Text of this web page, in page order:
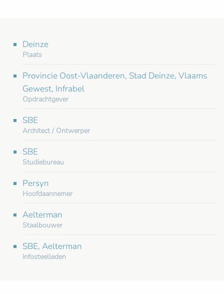
Deinze
Plaats
Provincie Oost-Vlaanderen, Stad Deinze, Vlaams
Gewest, Infrabel
Opdrachtgever
SBE
Architect / Ontwerper
SBE
Studiebureau
Persyn
Hoofdaannemer
Aelterman
Staalbouwer
SBE, Aelterman
Infosteelleden